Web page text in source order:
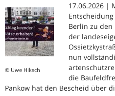
© Uwe Hiksch
17.06.2026 |
Berlin zu den
der
nun
die
Pankow hat den Bescheid über